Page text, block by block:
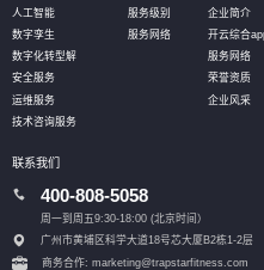
人工智能
数字孪生
数字化转型解
安全服务
运维服务
技术咨询服务
服务级别
服务网络
企业简介
开云综合
服务网络
荣誉资质
企业风采
联系我们
400-808-5058
周一到周五9:30-18:00 (北京时间）
广州市黄埔区科学大道18号芯大厦B2栋1-2层
商务合作: marketing@trapstarfitness.com